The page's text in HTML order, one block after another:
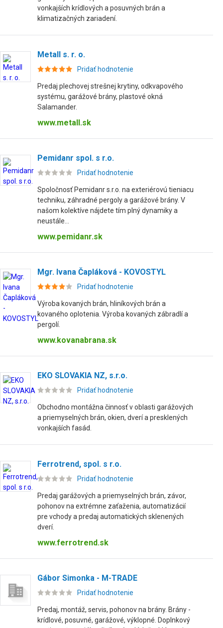
vonkajších krídlových a posuvných brán a
klimatizačných zariadení.
Metall s. r. o.
Pridať hodnotenie
Predaj plechovej strešnej krytiny, odkvapového
systému, garážové brány, plastové okná
Salamander.
www.metall.sk
Pemidanr spol. s r.o.
Pridať hodnotenie
Spoločnosť Pemidanr s.r.o. na exteriérovú tieniacu
techniku, záhradné pergoly a garážové brány. V
našom kolektíve nájdete tím plný dynamiky a
neustále...
www.pemidanr.sk
Mgr. Ivana Čapláková - KOVOSTYL
Pridať hodnotenie
Výroba kovaných brán, hliníkových brán a
kovaného oplotenia. Výroba kovaných zábradlí a
pergolí.
www.kovanabrana.sk
EKO SLOVAKIA NZ, s.r.o.
Pridať hodnotenie
Obchodno montážna činnosť v oblasti garážových
a priemyselných brán, okien, dverí a presklených
vonkajších fasád.
Ferrotrend, spol. s r.o.
Pridať hodnotenie
Predaj garážových a priemyselných brán, závor,
pohonov na extrémne zaťaženia, automatizácií
pre vchody a predaj automatických sklenených
dverí.
www.ferrotrend.sk
Gábor Simonka - M-TRADE
Pridať hodnotenie
Predaj, montáž, servis, pohonov na brány. Brány -
krídlové, posuvné, garážové, výklopné. Doplnkový